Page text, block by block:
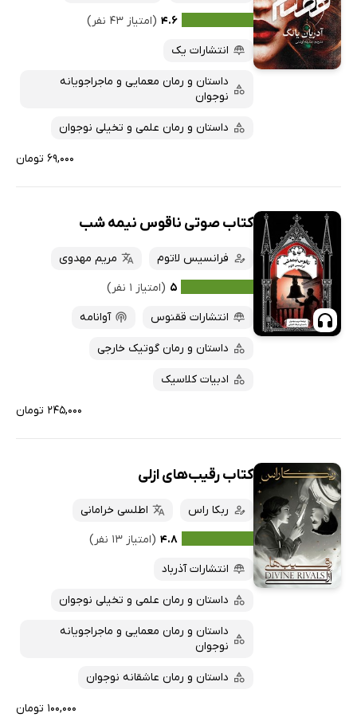
پرفروش‌ها
ارزان ترین‌ها
کتاب‌های متنی
۴.۶ (امتیاز ۴۳ نفر)
انتشارات یک
داستان و رمان معمایی و ماجراجویانه
نوجوان
داستان و رمان علمی و تخیلی نوجوان
۶۹,۰۰۰ تومان
کتاب صوتی ناقوس نیمه شب
فرانسیس لاتوم
مریم مهدوی
۵ (امتیاز ۱ نفر)
انتشارات ققنوس
آوانامه
داستان و رمان گوتیک خارجی
ادبیات کلاسیک
۲۴۵,۰۰۰ تومان
کتاب رقیب‌های ازلی
ربکا راس
اطلسی خرامانی
۴.۸ (امتیاز ۱۳ نفر)
انتشارات آذرباد
داستان و رمان علمی و تخیلی نوجوان
داستان و رمان معمایی و ماجراجویانه
نوجوان
داستان و رمان عاشقانه نوجوان
۱۰۰,۰۰۰ تومان